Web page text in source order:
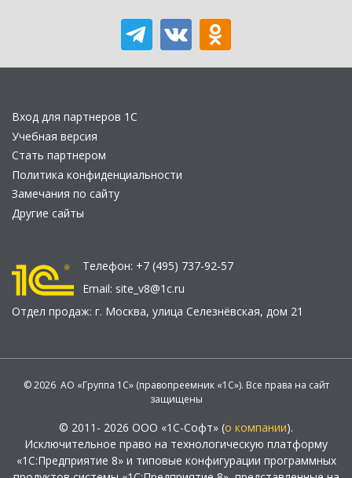
Вход для партнеров 1С
Учебная версия
Стать партнером
Политика конфиденциальности
Замечания по сайту
Другие сайты
Телефон: +7 (495) 737-92-57
Email: site_v8@1c.ru
Отдел продаж: г. Москва, улица Селезнёвская, дом 21
© 2026 АО «Группа 1С» (правопреемник «1С»). Все права на сайт
защищены
© 2011- 2026 ООО «1С-Софт» (о компании).
Исключительное право на технологическую платформу
«1С:Предприятие 8» и типовые конфигурации программных